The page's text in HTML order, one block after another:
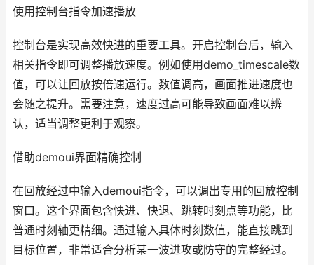
使用控制台指令加速播放
控制台是实现高效快进的重要工具。开启控制台后，输入
相关指令即可调整播放速度。例如使用demo_timescale数
值，可以让回放按倍速运行。数值调高，画面推进速度也
会随之提升。需要注意，速度过高可能导致画面难以辨
认，适当调整更利于观察。
借助demoui界面精确控制
在回放经过中输入demoui指令，可以调出专用的回放控制
窗口。这个界面包含快进、快退、跳转时刻点等功能，比
普通时刻轴更精细。通过输入具体时刻数值，能直接跳到
目标位置，非常适合分析某一波进攻或防守的完整经过。